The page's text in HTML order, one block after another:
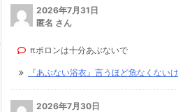
2026年7月31日
匿名 さん
πポロンは十分あぶないで
『あぶない浴衣』言うほど危なくない
2026年7月30日